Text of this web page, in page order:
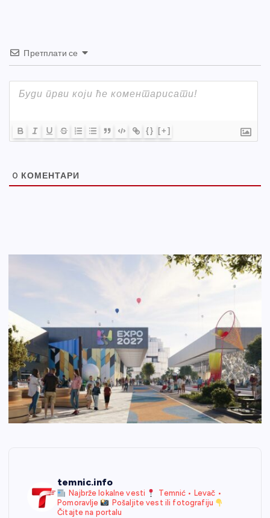
Претплати се
{} [+]
0 КОМЕНТАРИ
temnic.info
Najbrže lokalne vesti
Temnić • Levač •
Pomoravlje
Pošaljite vest ili fotografiju
Čitajte na portalu